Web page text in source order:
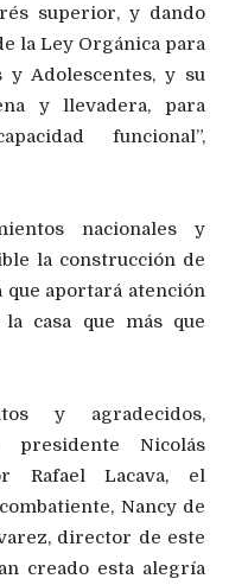
superior, y dando
la Ley Orgánica para
y Adolescentes, y su
y llevadera, para
funcional”,
nacionales y
la construcción de
aportará atención
casa que más que
y agradecidos,
presidente Nicolás
Rafael Lacava, el
Nancy de
director de este
creado esta alegría